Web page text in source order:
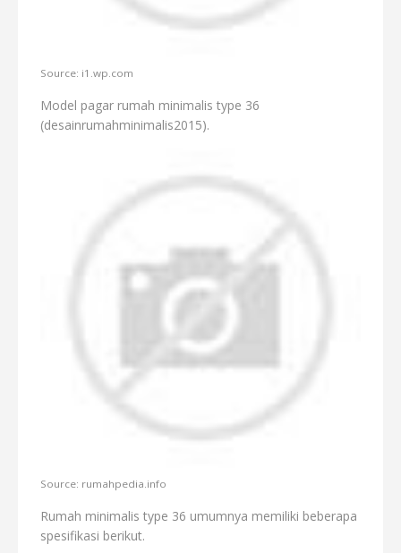
Source: i1.wp.com
Model pagar rumah minimalis type 36
(desainrumahminimalis2015).
Source: rumahpedia.info
Rumah minimalis type 36 umumnya memiliki beberapa
spesifikasi berikut.